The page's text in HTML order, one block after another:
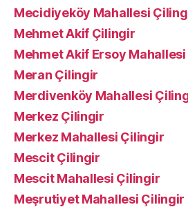
Mecidiyeköy Mahallesi
Mehmet Akif Çilingir
Mehmet Akif Ersoy
Meran Çilingir
Merdivenköy Mahallesi
Merkez Çilingir
Merkez Mahallesi Çilingir
Mescit Çilingir
Mescit Mahallesi Çilingir
Meşrutiyet Mahallesi Çilingir